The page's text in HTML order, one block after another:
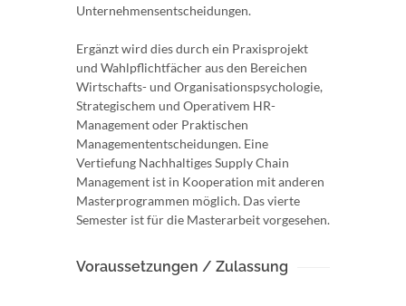
Unternehmensentscheidungen.
Ergänzt wird dies durch ein Praxisprojekt
und Wahlpflichtfächer aus den Bereichen
Wirtschafts- und Organisationspsychologie,
Strategischem und Operativem HR-
Management oder Praktischen
Managemententscheidungen. Eine
Vertiefung Nachhaltiges Supply Chain
Management ist in Kooperation mit anderen
Masterprogrammen möglich. Das vierte
Semester ist für die Masterarbeit vorgesehen.
Voraussetzungen / Zulassung